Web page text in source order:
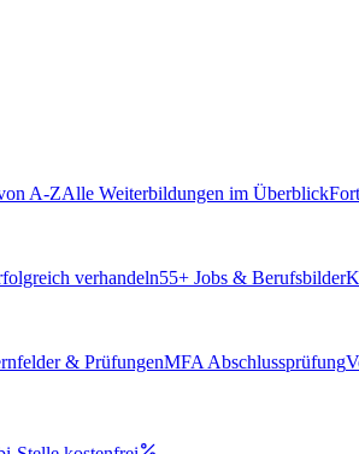
A-ZAlle Weiterbildungen im Überblick
verhandeln55+ Jobs & Berufsbilder
& PrüfungenMFA Abschlussprüfung